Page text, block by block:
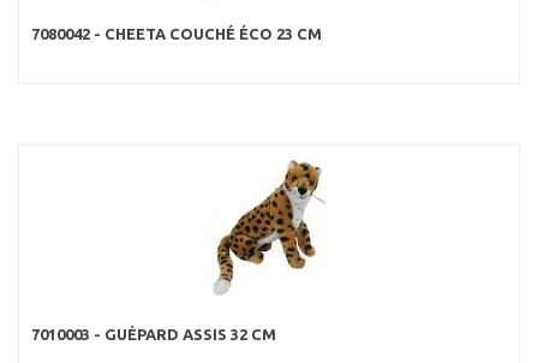
7080042 - CHEETA COUCHÉ ÉCO 23 CM
7010003 - GUÉPARD ASSIS 32 CM